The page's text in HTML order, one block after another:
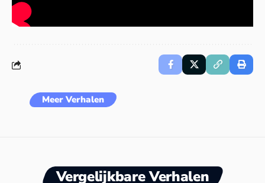
Meer Verhalen
Vergelijkbare Verhalen